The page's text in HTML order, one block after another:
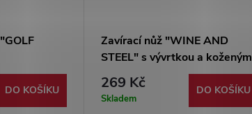
DO KOŠÍKU
Zavírací nůž "WINE AND
STEEL" s vývrtkou a koženým
pouzdrem
269 Kč
Skladem
DO KOŠÍKU